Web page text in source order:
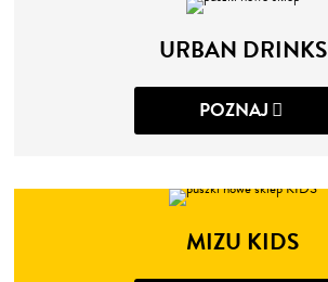
URBAN DRINKS
POZNAJ
MIZU KIDS